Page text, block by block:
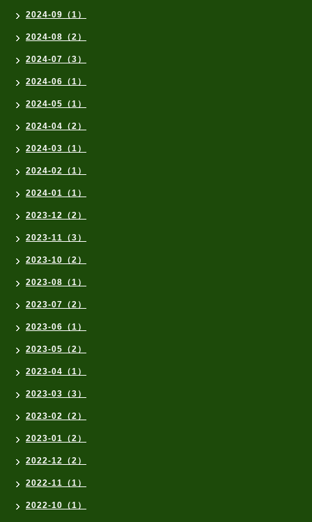
2024-09（1）
2024-08（2）
2024-07（3）
2024-06（1）
2024-05（1）
2024-04（2）
2024-03（1）
2024-02（1）
2024-01（1）
2023-12（2）
2023-11（3）
2023-10（2）
2023-08（1）
2023-07（2）
2023-06（1）
2023-05（2）
2023-04（1）
2023-03（3）
2023-02（2）
2023-01（2）
2022-12（2）
2022-11（1）
2022-10（1）